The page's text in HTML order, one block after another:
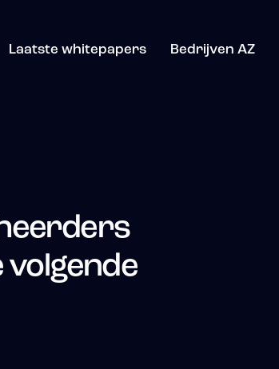
Laatste whitepapers Bedrijven AZ
volgende